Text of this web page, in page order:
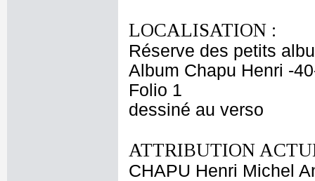
LOCALISATION :
Réserve des petits
Album Chapu Henri -
Folio 1
dessiné au verso
ATTRIBUTION
CHAPU Henri Michel